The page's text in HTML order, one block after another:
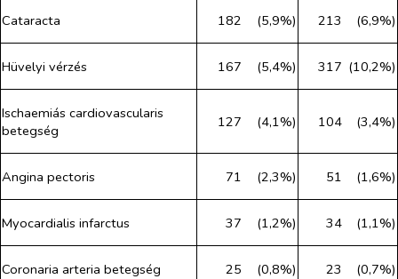
Cataracta 182 (5,9%) 213 (6,9%)
Hüvelyi vérzés 167 (5,4%) 317 (10,2%)
Ischaemiás cardiovascularis
betegség
127 (4,1%) 104 (3,4%)
Angina pectoris 71 (2,3%) 51 (1,6%)
Myocardialis infarctus 37 (1,2%) 34 (1,1%)
Coronaria arteria betegség 25 (0,8%) 23 (0,7%)